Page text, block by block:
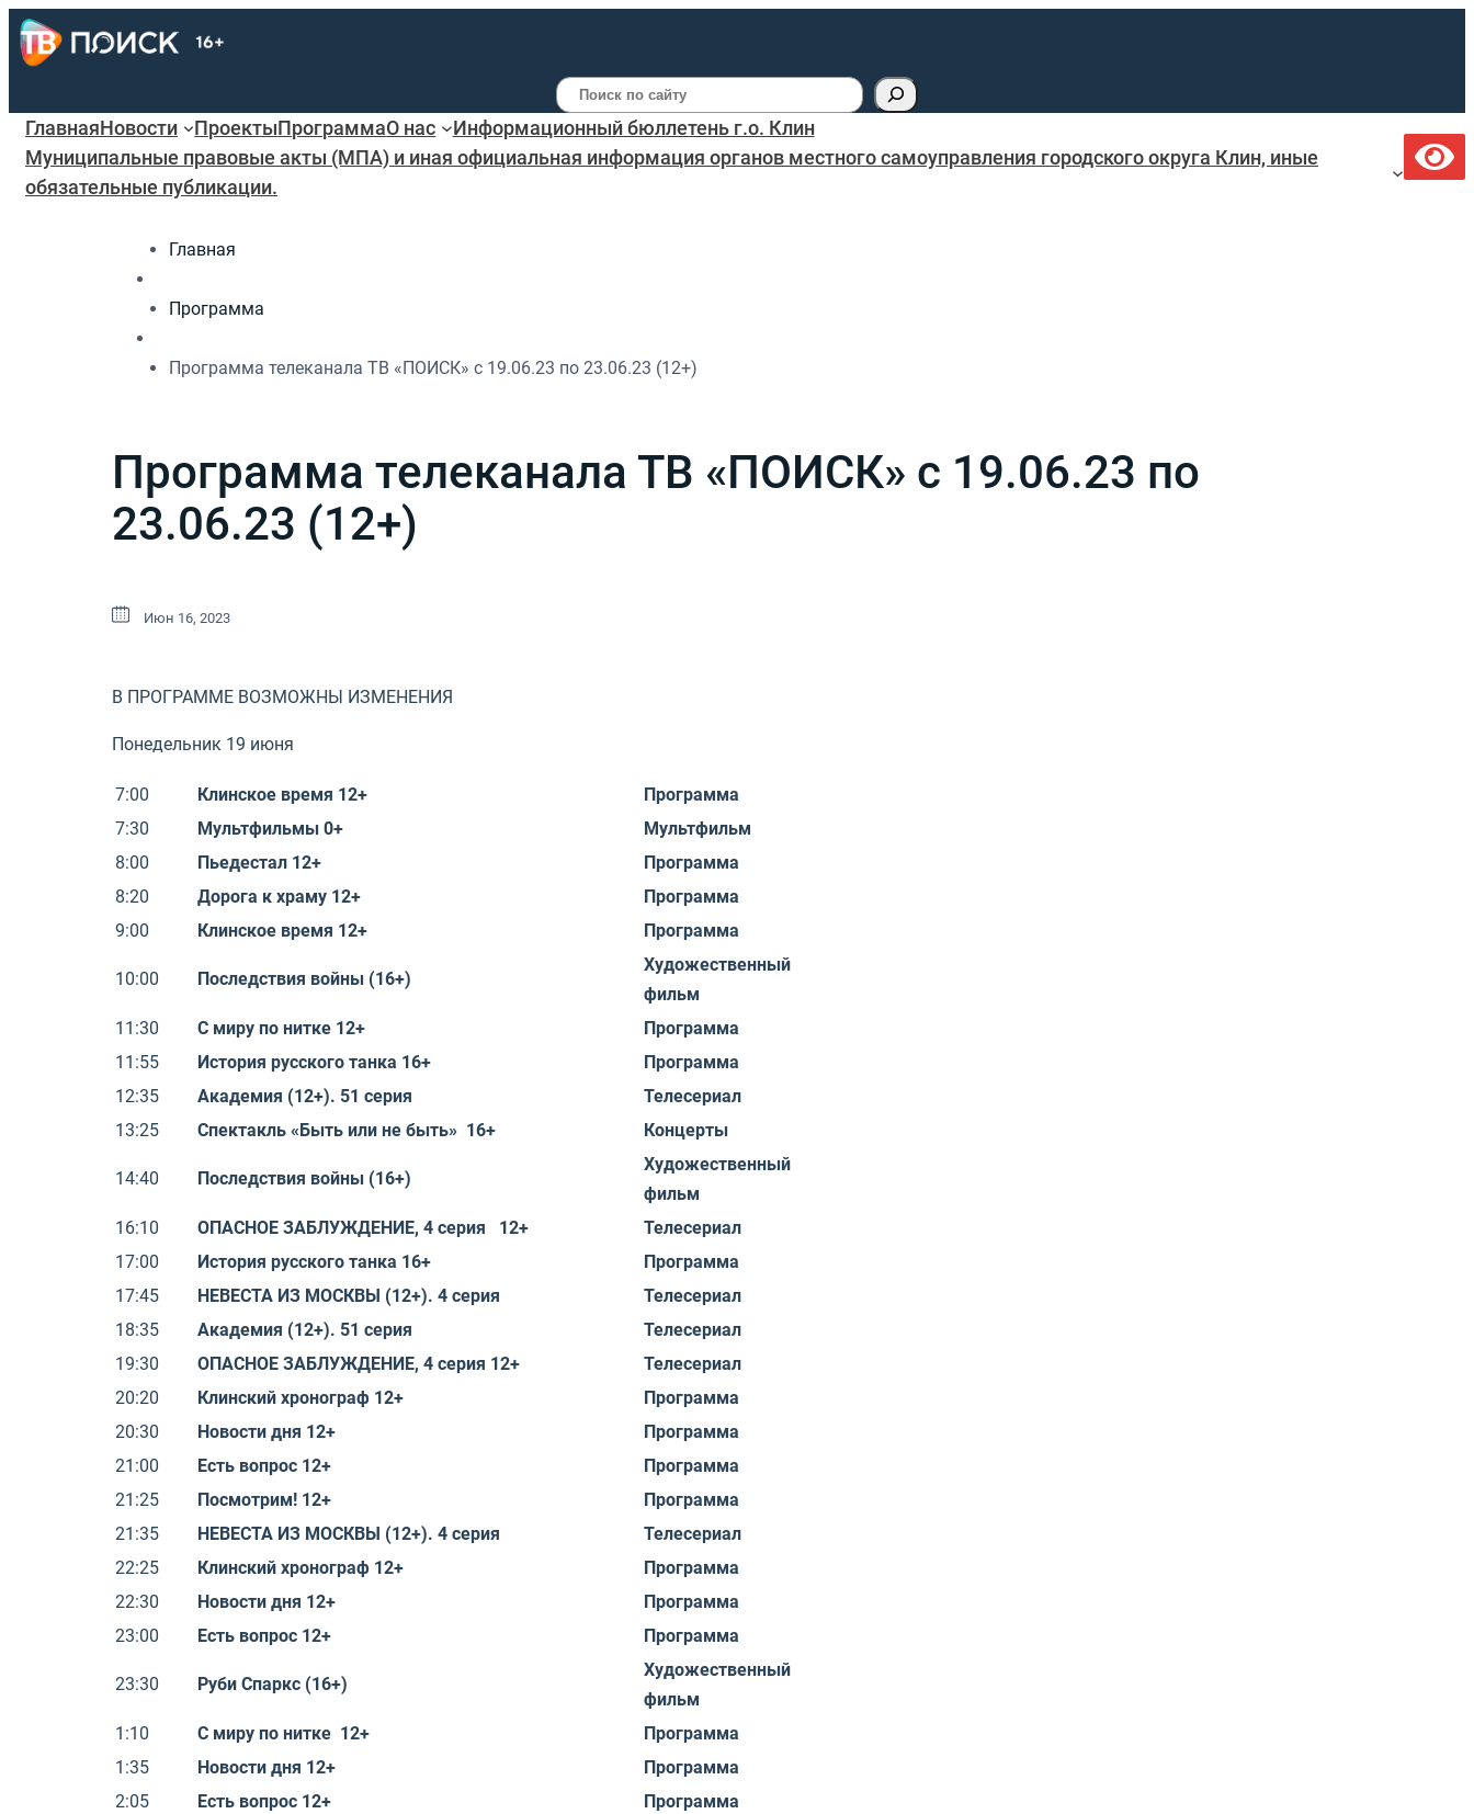
Поиск
ГлавнаяНовости ПроектыПрограммаО нас
Информационный бюллетень г.о. Клин
Муниципальные правовые акты (МПА) и иная официальная информация органов местного самоуправления городского округа Клин, иные
обязательные публикации.
Главная
Программа
Программа телеканала ТВ «ПОИСК» с 19.06.23 по 23.06.23 (12+)
Программа телеканала ТВ «ПОИСК» с 19.06.23 по
23.06.23 (12+)
Июн 16, 2023
В ПРОГРАММЕ ВОЗМОЖНЫ ИЗМЕНЕНИЯ
Понедельник 19 июня
7:00 Клинское время 12+
Программа
7:30
Мультфильмы 0+
Мультфильм
8:00
Пьедестал 12+
Программа
8:20
Дорога к храму 12+
Программа
9:00
Клинское время 12+ Программа
10:00 Последствия войны (16+)
Художественный
фильм
11:30
С миру по нитке 12+
Программа
11:55
История русского танка 16+
Программа
12:35
Академия (12+). 51 серия
Телесериал
13:25
Спектакль «Быть или не быть» 16+ Концерты
14:40 Последствия войны (16+)
Художественный
фильм
16:10
ОПАСНОЕ ЗАБЛУЖДЕНИЕ, 4 серия 12+
Телесериал
17:00
История русского танка 16+
Программа
17:45
НЕВЕСТА ИЗ МОСКВЫ (12+). 4 серия
Телесериал
18:35
Академия (12+). 51 серия
Телесериал
19:30
ОПАСНОЕ ЗАБЛУЖДЕНИЕ, 4 серия 12+
Телесериал
20:20
Клинский хронограф 12+
Программа
20:30
Новости дня 12+
Программа
21:00
Есть вопрос 12+
Программа
21:25
Посмотрим! 12+
Программа
21:35
НЕВЕСТА ИЗ МОСКВЫ (12+). 4 серия
Телесериал
22:25
Клинский хронограф 12+
Программа
22:30
Новости дня 12+
Программа
23:00
Есть вопрос 12+ Программа
23:30 Руби Спаркс (16+)
Художественный
фильм
1:10
С миру по нитке 12+
Программа
1:35
Новости дня 12+
Программа
2:05
Есть вопрос 12+
Программа